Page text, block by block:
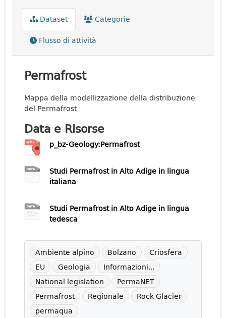
Dataset
Categorie
Flusso di attività
Permafrost
Mappa della modellizzazione della distribuzione
del Permafrost
Data e Risorse
p_bz-Geology:Permafrost
Studi Permafrost in Alto Adige in lingua
italiana
Studi Permafrost in Alto Adige in lingua
tedesca
Ambiente alpino Bolzano
Criosfera
EU
Geologia
Informazioni...
National legislation
PermaNET
Permafrost
Regionale
Rock Glacier
permaqua